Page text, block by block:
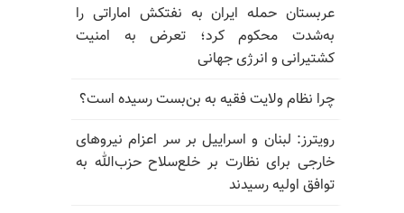
عربستان حمله ایران به نفتکش اماراتی را
به‌شدت محکوم کرد؛ تعرض به امنیت
کشتیرانی و انرژی جهانی
چرا نظام ولایت فقیه به بن‌بست رسیده است؟
رویترز: لبنان و اسراییل بر سر اعزام نیروهای
خارجی برای نظارت بر خلع‌سلاح حزب‌الله به
توافق اولیه رسیدند